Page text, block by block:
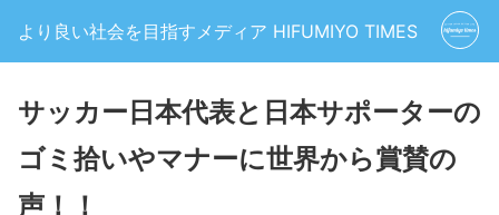
より良い社会を目指すメディア HIFUMIYO TIMES
サッカー日本代表と日本サポーターの
ゴミ拾いやマナーに世界から賞賛の
声！！